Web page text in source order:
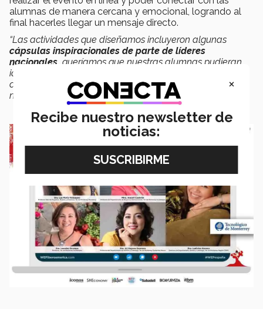
alumnas de manera cercana y emocional, logrando al
final hacerles llegar un mensaje directo.
“Las actividades que diseñamos incluyeron algunas
cápsulas inspiracionales de parte de líderes
nacionales, queríamos que nuestras alumnas pudieran
identificarse con mujeres que ya han recorrido este
camino de convertirse en líderes y de diferentes esferas
negocios deportes y política”, dijo.
×
Recibe nuestro newsletter de
noticias: